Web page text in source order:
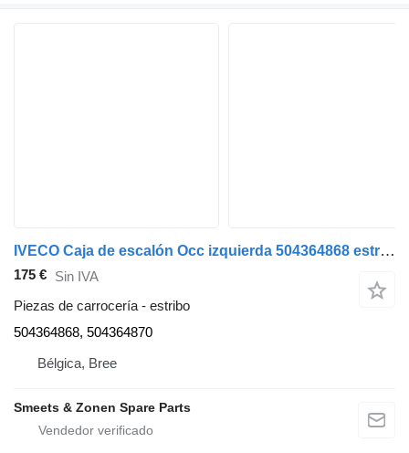
IVECO Caja de escalón Occ izquierda 504364868 estribo para camión
175 € Sin IVA
Piezas de carrocería - estribo
504364868, 504364870
Bélgica, Bree
Smeets & Zonen Spare Parts